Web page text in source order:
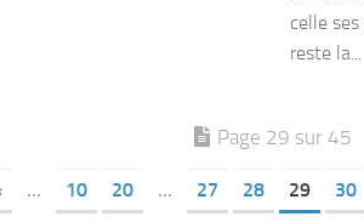
celle
reste la...
Page 29 sur 45
… 10 20 … 27 28 29 30